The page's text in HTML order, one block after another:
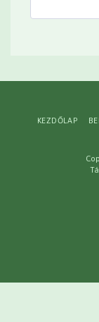
KEZDŐLAP